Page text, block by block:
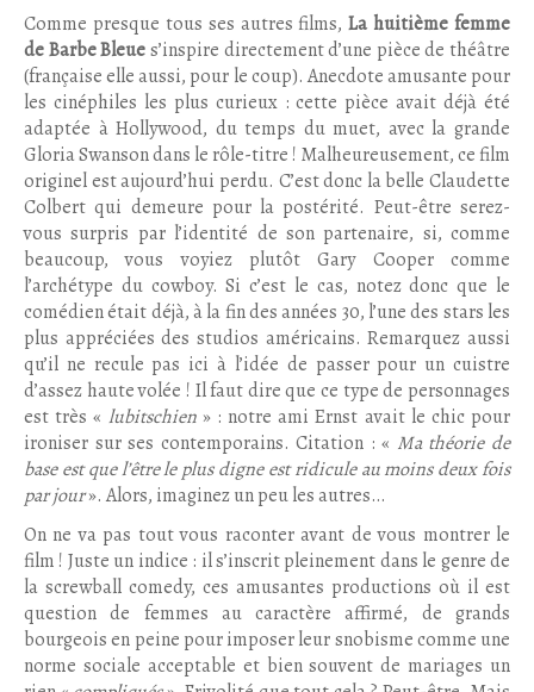
Comme presque tous ses autres films,La huitième femme
de Barbe Bleues’inspire directement d’une pièce de théâtre
(française elle aussi, pour le coup). Anecdote amusante pour
les cinéphiles les plus curieux : cette pièce avait déjà été
adaptée à Hollywood, du temps du muet, avec la grande
Gloria Swanson dans le rôle-titre ! Malheureusement, ce film
originel est aujourd’hui perdu. C’est donc la belle Claudette
Colbert qui demeure pour la postérité. Peut-être serez-
vous surpris par l’identité de son partenaire, si, comme
beaucoup, vous voyiez plutôt Gary Cooper comme
l’archétype du cowboy. Si c’est le cas, notez donc que le
comédien était déjà, à la fin des années 30, l’une des stars les
plus appréciées des studios américains. Remarquez aussi
qu’il ne recule pas ici à l’idée de passer pour un cuistre
d’assez haute volée ! Il faut dire que ce type de personnages
est très « lubitschien» : notre ami Ernst avait le chic pour
ironiser sur ses contemporains. Citation : « Ma théorie de
base est que l’être le plus digne est ridicule au moins deux fois
par jour». Alors, imaginez un peu les autres…
On ne va pas tout vous raconter avant de vous montrer le
film ! Juste un indice : il s’inscrit pleinement dans le genre de
la screwball comedy, ces amusantes productions où il est
question de femmes au caractère affirmé, de grands
bourgeois en peine pour imposer leur snobisme comme une
norme sociale acceptable et bien souvent de mariages un